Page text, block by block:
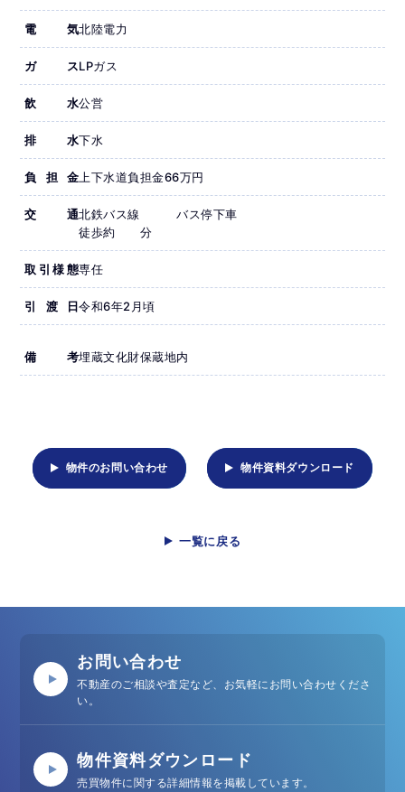
電気北陸電力
ガスLPガス
飲水公営
排水下水
負担金 上下水道負担金66万円
交通北鉄バス線 バス停下車
徒歩約 分
取引様態専任
引渡日令和6年2月頃
備考埋蔵文化財保蔵地内
物件のお問い合わせ 物件資料ダウンロード
一覧に戻る
お問い合わせ
不動産のご相談や査定など、お気軽にお問い合わせくださ
い。
物件資料ダウンロード
売買物件に関する詳細情報を掲載しています。